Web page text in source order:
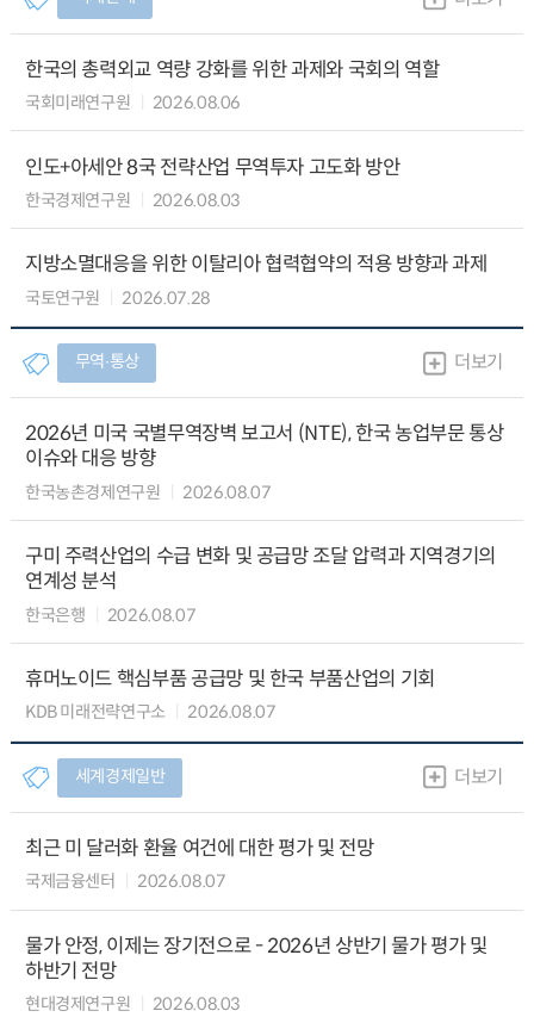
한국의 총력외교 역량 강화를 위한 과제와 국회의 역할
국회미래연구원 2026.08.06
인도+아세안 8국 전략산업 무역투자 고도화 방안
한국경제연구원 2026.08.03
지방소멸대응을 위한 이탈리아 협력협약의 적용 방향과 과제
국토연구원 2026.07.28
무역∙통상 더보기
2026년 미국 국별무역장벽 보고서 (NTE), 한국 농업부문 통상
이슈와 대응 방향
한국농촌경제연구원 2026.08.07
구미 주력산업의 수급 변화 및 공급망 조달 압력과 지역경기의
연계성 분석
한국은행 2026.08.07
휴머노이드 핵심부품 공급망 및 한국 부품산업의 기회
KDB 미래전략연구소 2026.08.07
세계경제일반 더보기
최근 미 달러화 환율 여건에 대한 평가 및 전망
국제금융센터 2026.08.07
물가 안정, 이제는 장기전으로 - 2026년 상반기 물가 평가 및
하반기 전망
현대경제연구원 2026.08.03